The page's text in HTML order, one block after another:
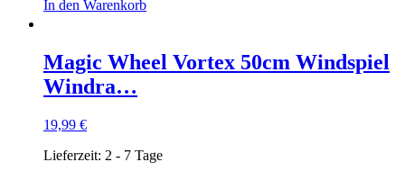
In den Warenkorb
Magic Wheel Vortex 50cm Windspiel
Windra…
19,99 €
Lieferzeit: 2 - 7 Tage